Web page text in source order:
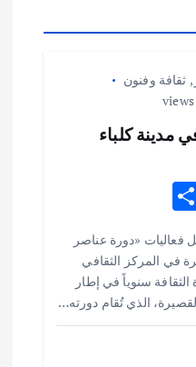
, ثقافة وفنون
مدينة كلباء
h
h
ar
e
«دورة عناصر
في المركز الثقافي
الثقافة سنوياً في إطار
الذي تُقام دورته…